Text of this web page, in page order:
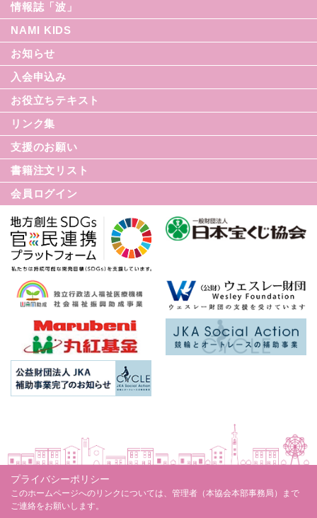
てんかん月間
てんかん基礎講座
世界てんかんの日
シリーズ援助の実際
てんかん入門シリーズ
なみセレクション
てんかんのDVD
情報誌「波」
NAMI KIDS
お知らせ
入会申込み
お役立ちテキスト
リンク集
支援のお願い
書籍注文リスト
会員ログイン
プライバシーポリシー
このホームページへのリンクについては、管理者（本協会本部事務局）まで
ご連絡をお願いします。